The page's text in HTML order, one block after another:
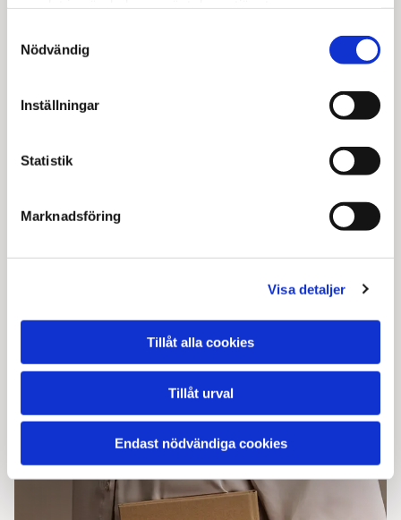
Nödvändig
Inställningar
Statistik
Marknadsföring
Visa detaljer
Tillåt alla cookies
Tillåt urval
Endast nödvändiga cookies